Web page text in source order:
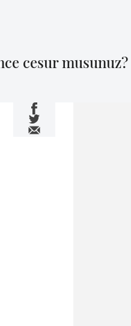
cesur musunuz?